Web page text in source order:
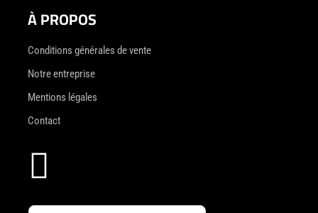
À PROPOS
Conditions générales de vente
Notre entreprise
Mentions légales
Contact
